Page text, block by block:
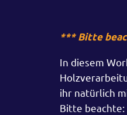
*** Bitte
In diesem
ihr natürlich
Bitte beachte: